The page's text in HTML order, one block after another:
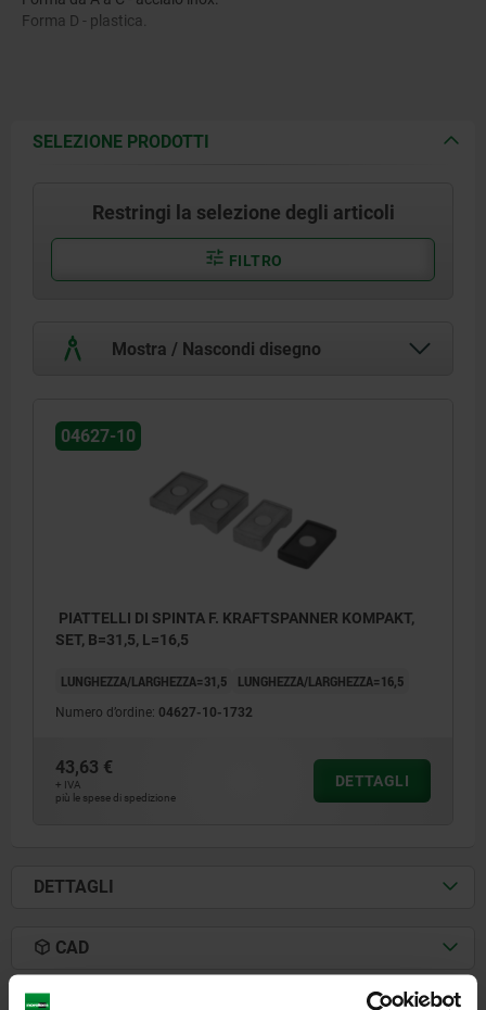
Forma D - plastica.
SELEZIONE PRODOTTI
Restringi la selezione degli articoli
FILTRO
Mostra / Nascondi disegno
B) prisma in senso trasversale
04627-10
PIATTELLI DI SPINTA F. KRAFTSPANNER KOMPAKT,
SET, B=31,5, L=16,5
LUNGHEZZA/LARGHEZZA=31,5 LUNGHEZZA/LARGHEZZA=16,5
Numero d’ordine: 04627-10-1732
43,63 €
+ IVA
più le spese di spedizione
DETTAGLI
DETTAGLI
CAD